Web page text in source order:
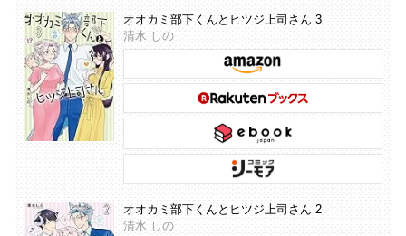
オオカミ部下くんとヒツジ上司さん 3
清水 しの
オオカミ部下くんとヒツジ上司さん 2
清水 しの